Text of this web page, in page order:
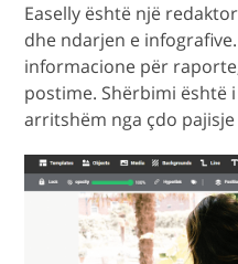
Easelly është një
dhe ndarjen e
informacione për
postime. Shërbimi është
arritshëm nga çdo